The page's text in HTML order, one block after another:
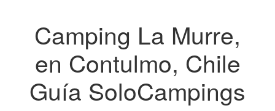
Camping La Murre,
en Contulmo, Chile
Guía SoloCampings